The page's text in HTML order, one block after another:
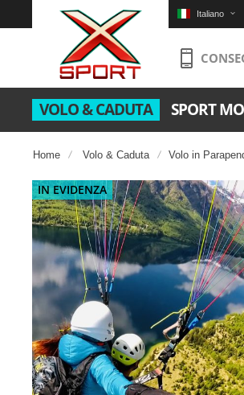
Italiano
VOLO & CADUTA SPORT
Home Volo & Caduta Volo in
Salta
alla
fine
della
galleria
di
immagini
IN EVIDENZA